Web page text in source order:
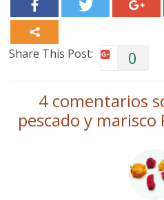
Share This Post: 0
4 comentarios
pescado y marisco